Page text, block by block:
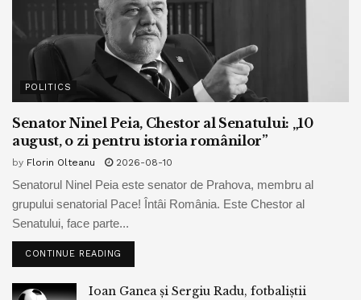
POLITICS
Senator Ninel Peia, Chestor al Senatului: „10
august, o zi pentru istoria românilor”
by Florin Olteanu 2026-08-10
Senatorul Ninel Peia este senator de Prahova, membru al
grupului senatorial Pace! Întâi România. Este Chestor al
Senatului, face parte...
CONTINUE READING
Ioan Ganea și Sergiu Radu, fotbaliștii